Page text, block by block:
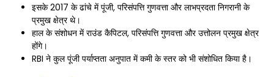
इसके 2017 के ढांचे में पूंजी, परिसंपत्ति गुणवत्ता और लाभप्रदता निगरानी के
प्रमुख क्षेत्र थे।
हाल के संशोधन में राउंड कैपिटल, परिसंपत्ति गुणवत्ता और उत्तोलन प्रमुख क्षेत्र
होंगे।
RBI ने कुल पूंजी पर्याप्तता अनुपात में कमी के स्तर को भी संशोधित किया है।